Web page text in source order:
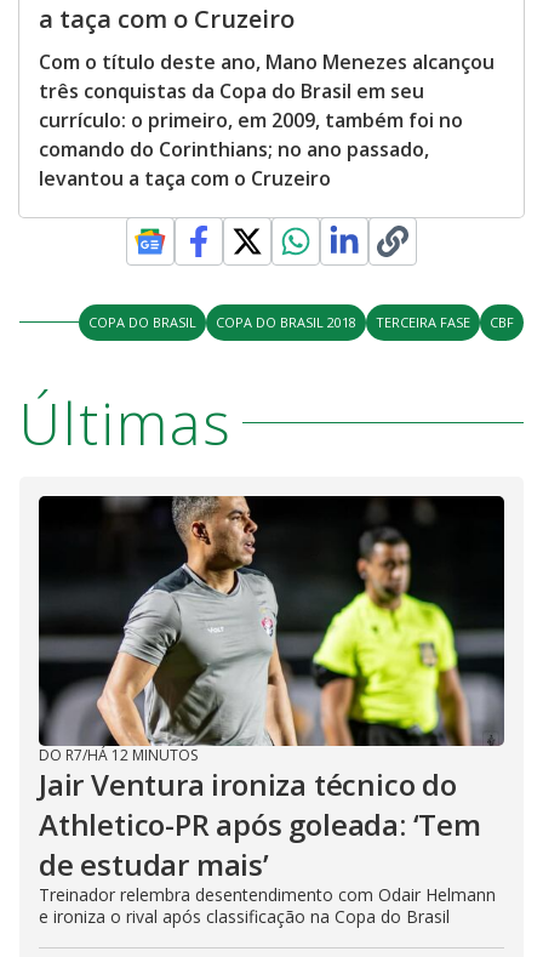
a taça com o Cruzeiro
Com o título deste ano, Mano Menezes alcançou
três conquistas da Copa do Brasil em seu
currículo: o primeiro, em 2009, também foi no
comando do Corinthians; no ano passado,
levantou a taça com o Cruzeiro
COPA DO BRASIL COPA DO BRASIL 2018 TERCEIRA FASE CBF
Últimas
DO R7/HÁ 12 MINUTOS
Jair Ventura ironiza técnico do
Athletico-PR após goleada: ‘Tem
de estudar mais’
Treinador relembra desentendimento com Odair Helmann
e ironiza o rival após classificação na Copa do Brasil